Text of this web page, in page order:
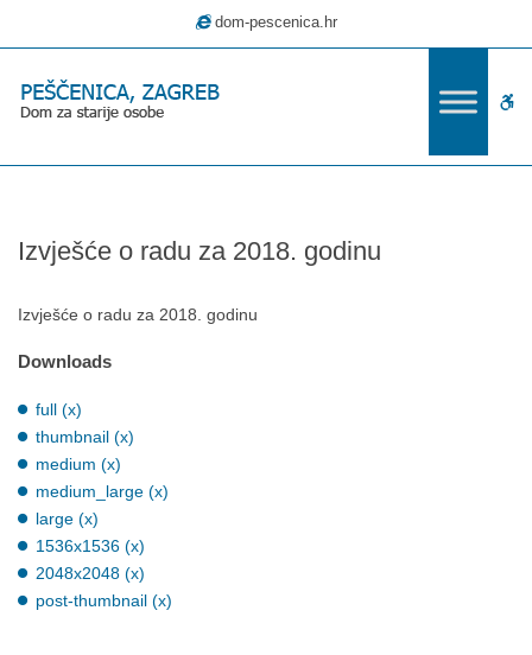
radu
dom-pescenica.hr
Izvješće o radu za 2018. godinu
Izvješće o radu za 2018. godinu
Downloads
full (x)
thumbnail (x)
medium (x)
medium_large (x)
large (x)
1536x1536 (x)
2048x2048 (x)
post-thumbnail (x)